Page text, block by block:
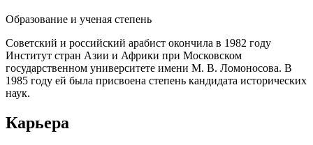
Образование и ученая степень
Советский и российский арабист окончила в 1982 году
Институт стран Азии и Африки при Московском
государственном университете имени М. В. Ломоносова. В
1985 году ей была присвоена степень кандидата исторических
наук.
Карьера